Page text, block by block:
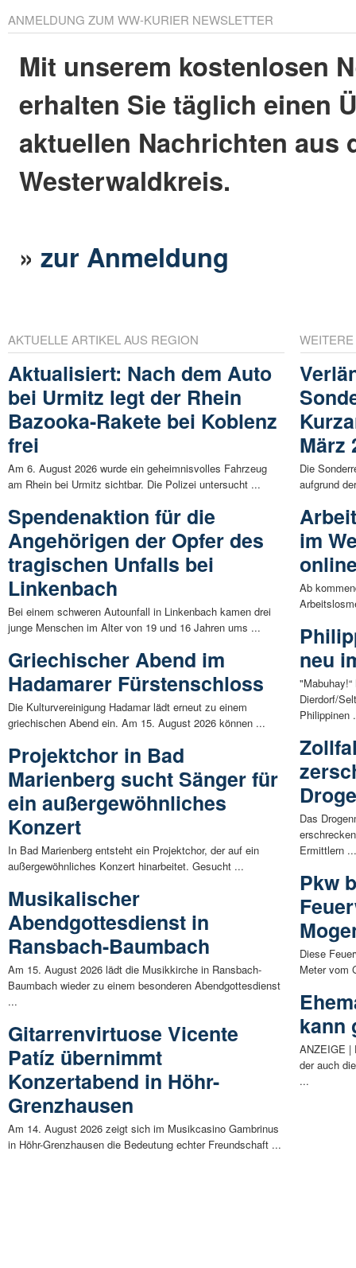
ANMELDUNG ZUM WW-KURIER NEWSLETTER
Mit unserem kostenlosen
erhalten Sie täglich einen
aktuellen Nachrichten aus
Westerwaldkreis.
»zur Anmeldung
AKTUELLE ARTIKEL AUS REGION
Aktualisiert: Nach dem Auto
bei Urmitz legt der Rhein
Bazooka-Rakete bei Koblenz
frei
Am 6. August 2026 wurde ein geheimnisvolles Fahrzeug
am Rhein bei Urmitz sichtbar. Die Polizei untersucht ...
Spendenaktion für die
Angehörigen der Opfer des
tragischen Unfalls bei
Linkenbach
Bei einem schweren Autounfall in Linkenbach kamen drei
junge Menschen im Alter von 19 und 16 Jahren ums ...
Griechischer Abend im
Hadamarer Fürstenschloss
Die Kulturvereinigung Hadamar lädt erneut zu einem
griechischen Abend ein. Am 15. August 2026 können ...
Projektchor in Bad
Marienberg sucht Sänger für
ein außergewöhnliches
Konzert
In Bad Marienberg entsteht ein Projektchor, der auf ein
außergewöhnliches Konzert hinarbeitet. Gesucht ...
Musikalischer
Abendgottesdienst in
Ransbach-Baumbach
Am 15. August 2026 lädt die Musikkirche in Ransbach-
Baumbach wieder zu einem besonderen Abendgottesdienst
...
Gitarrenvirtuose Vicente
Patíz übernimmt
Konzertabend in Höhr-
Grenzhausen
Am 14. August 2026 zeigt sich im Musikcasino Gambrinus
in Höhr-Grenzhausen die Bedeutung echter Freundschaft ...
März
Die
aufgrund
im
Ab
neu
Dierdorf/
Philippinen
Das
Ermittlern
Pkw
Diese
Meter vom
kann
ANZEIGE |
der auch
...